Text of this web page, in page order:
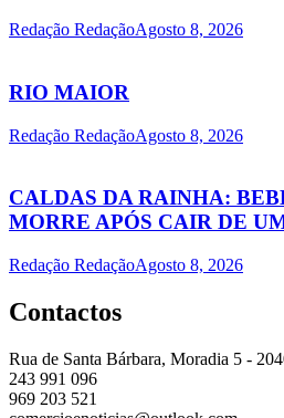
Redação RedaçãoAgosto 8, 2026
RIO MAIOR
Redação RedaçãoAgosto 8, 2026
CALDAS DA RAINHA:
MORRE APÓS CAIR DE
Redação RedaçãoAgosto 8, 2026
Contactos
Rua de Santa Bárbara, Moradia 5 -
243 991 096
969 203 521